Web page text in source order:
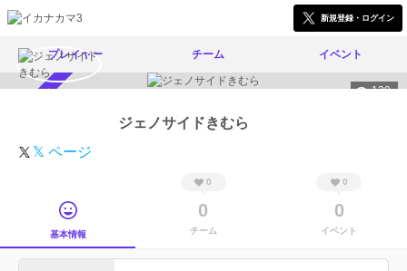
新規登録・ログイン
プレイヤー チーム イベント
139
ジェノサイドきむら
𝕏 ページ
基本情報
0
0
チーム
0
0
イベント